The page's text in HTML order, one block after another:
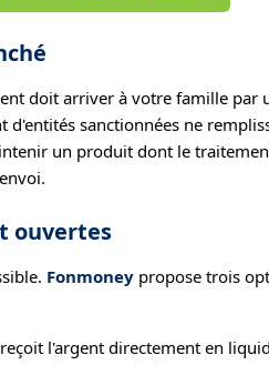
doit arriver à votre famille par
d'entités sanctionnées ne
un produit dont le
ouvertes
Fonmoneypropose trois
l'argent directement en